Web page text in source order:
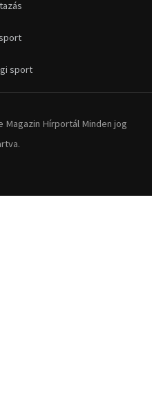
sport
Magazin Hírportál Minden jog